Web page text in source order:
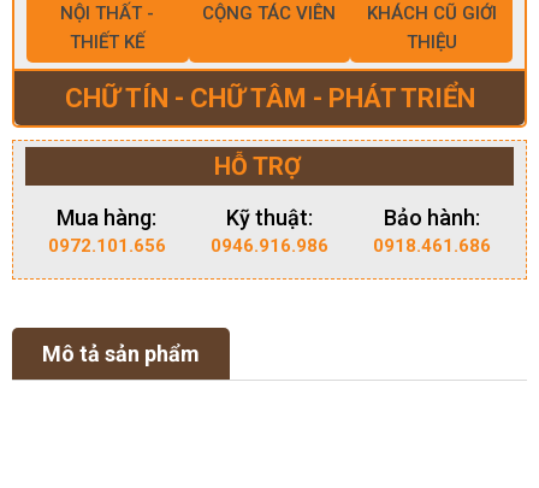
NỘI THẤT -
THIẾT KẾ
CỘNG TÁC VIÊN
KHÁCH CŨ GIỚI
THIỆU
CHỮ TÍN - CHỮ TÂM - PHÁT TRIỂN
HỖ TRỢ
Mua hàng:
0972.101.656
Kỹ thuật:
0946.916.986
Bảo hành:
0918.461.686
Mô tả sản phẩm